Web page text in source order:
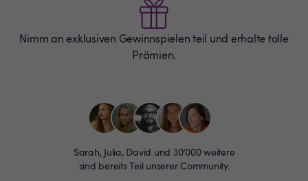
Nimm an exklusiven Gewinnspielen teil und erhalte tolle
Prämien.
Sarah, Julia, David und 30’000 weitere
sind bereits Teil unserer Community.